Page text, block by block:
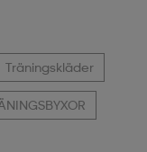
Träningskläder